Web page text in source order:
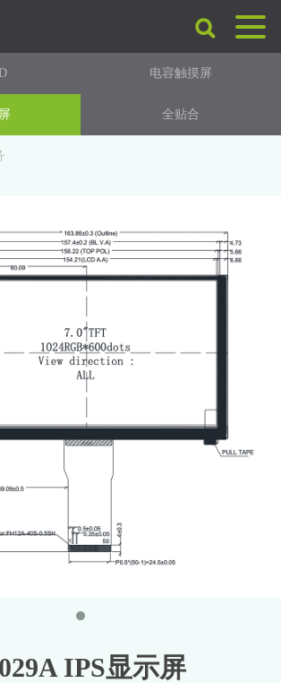
电容触摸屏
全贴合
IPS显示屏